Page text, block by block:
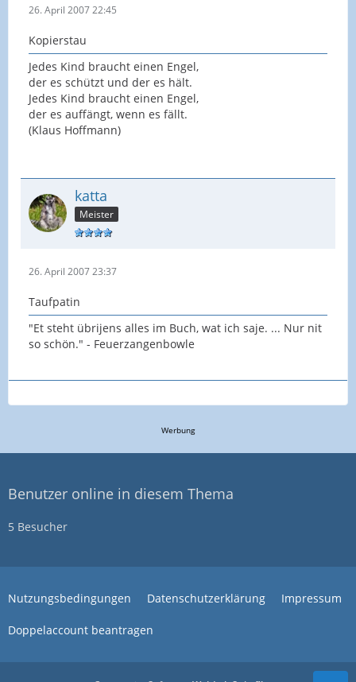
26. April 2007 22:45
Kopierstau
Jedes Kind braucht einen Engel,
der es schützt und der es hält.
Jedes Kind braucht einen Engel,
der es auffängt, wenn es fällt.
(Klaus Hoffmann)
katta
Meister
26. April 2007 23:37
Taufpatin
"Et steht übrijens alles im Buch, wat ich saje. ... Nur nit
so schön." - Feuerzangenbowle
Werbung
Benutzer online in diesem Thema
5 Besucher
Nutzungsbedingungen Datenschutzerklärung Impressum
Doppelaccount beantragen